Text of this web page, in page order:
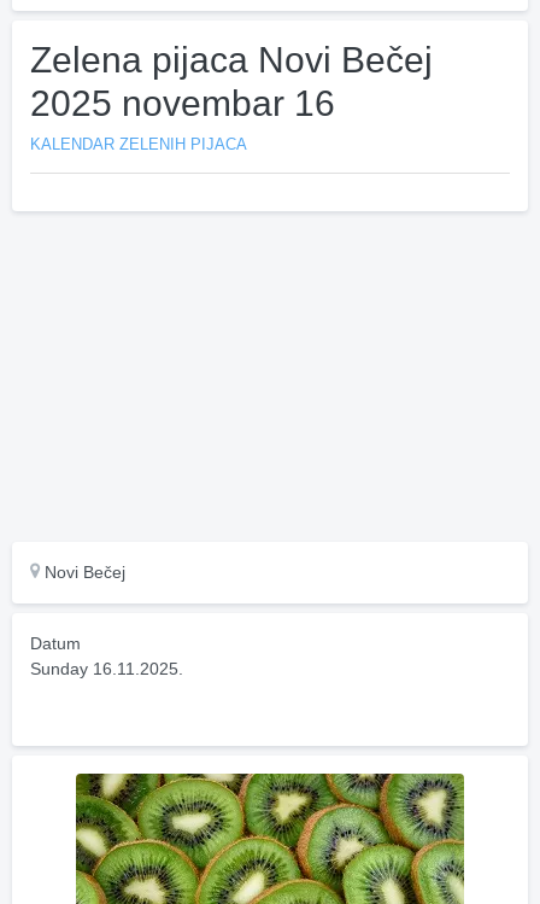
Zelena pijaca Novi Bečej
2025 novembar 16
KALENDAR ZELENIH PIJACA
Novi Bečej
Datum
Sunday 16.11.2025.